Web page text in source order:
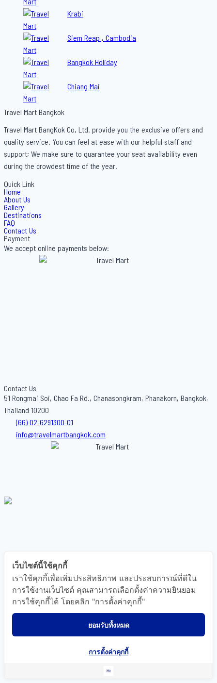
Krabi
Siem Reap , Cambodia
Bangkok Holiday
Chiang Mai
Travel Mart Bangkok
Travel Mart BangKok Co, Ltd. provide you the exclusive offers and
quality service. You can feel at ease with our helpful staff and
support; We make sure to guarantee your seat availability even
during the crowdest time of the year.
Quick Link
Home
About Us
Gallery
Destinations
FAQ
Contact Us
Payment
We accept online payments below:
Contact Us
51 Rongmai Soi, Chao Fa Rd., Chanasongkram, Phanakorn, Bangkok,
Thailand 10200
(66) 02-6291300-01
info@travelmartbangkok.com
เว็บไซต์นี้ใช้คุกกี้
เราใช้คุกกี้เพื่อเพิ่มประสิทธิภาพ และประสบการณ์ที่ดีใน
การใช้งานเว็บไซต์ คุณสามารถเลือกตั้งค่าความยินยอม
การใช้คุกกี้ได้ โดยคลิก "การตั้งค่าคุกกี้"
ยอมรับทั้งหมด
การตั้งค่าคุกกี้